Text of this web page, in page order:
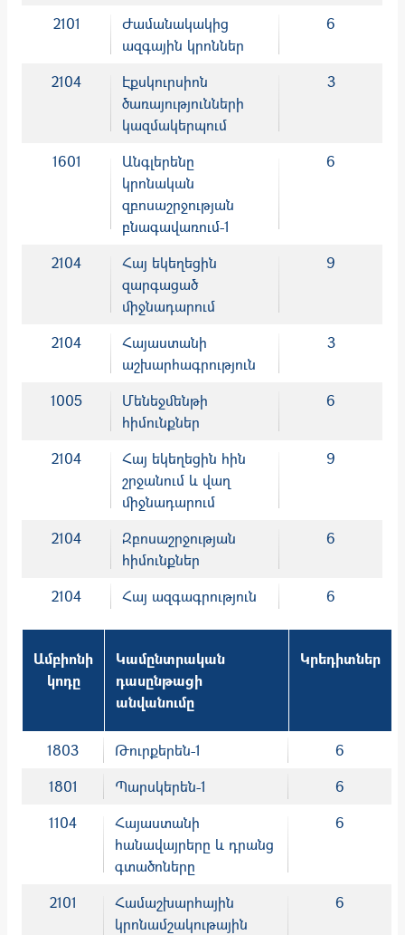
2101
Ժամանակակից
ազգային կրոններ
6
2104
Էքսկուրսիոն
ծառայությունների
կազմակերպում
3
1601
Անգլերենը
կրոնական
զբոսաշրջության
բնագավառում-1
6
2104
Հայ եկեղեցին
զարգացած
միջնադարում
9
2104
Հայաստանի
աշխարհագրություն
3
1005
Մենեջմենթի
հիմունքներ
6
2104
Հայ եկեղեցին հին
շրջանում և վաղ
միջնադարում
9
2104
Զբոսաշրջության
հիմունքներ
6
2104 Հայ ազգագրություն 6
Ամբիոնի
կոդը
Կամընտրական
դասընթացի
անվանումը
Կրեդիտներ
1803 Թուրքերեն-1
6
1801
Պարսկերեն-1
6
1104
Հայաստանի
հանավայրերը և դրանց
գտածոները
6
2101
Համաշխարհային
կրոնամշակութային
6